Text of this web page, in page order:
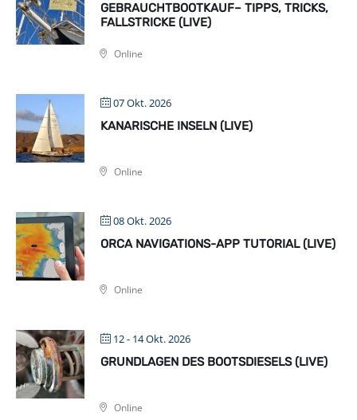
GEBRAUCHTBOOTKAUF– TIPPS, TRICKS,
FALLSTRICKE (LIVE)
Online
07 Okt. 2026
KANARISCHE INSELN (LIVE)
Online
08 Okt. 2026
ORCA NAVIGATIONS-APP TUTORIAL (LIVE)
Online
12 - 14 Okt. 2026
GRUNDLAGEN DES BOOTSDIESELS (LIVE)
Online